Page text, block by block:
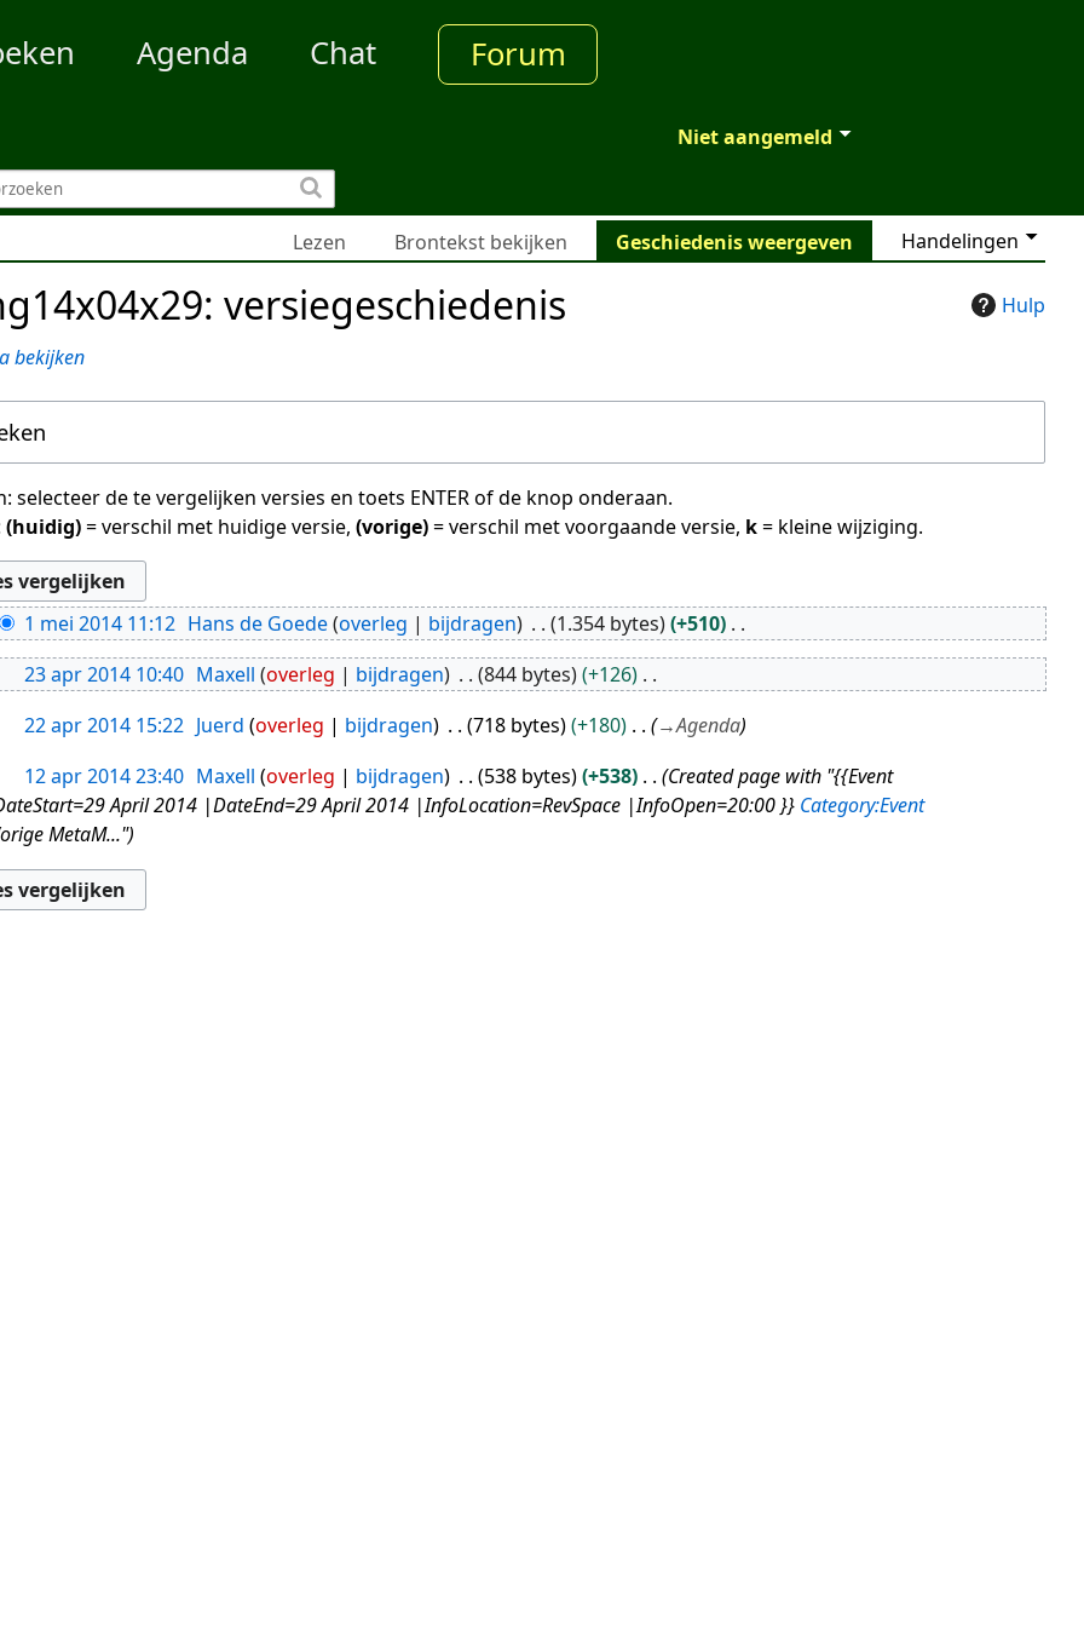
Agenda Chat Forum
Niet aangemeld
Handelingen
Lezen Brontekst bekijken Geschiedenis weergeven
Hulp
versiegeschiedenis
bekijken
selecteer de te vergelijken versies en toets ENTER of de knop onderaan.
(huidig)= verschil met huidige versie, (vorige)= verschil met voorgaande versie, k= kleine wijziging.
1 mei 2014 11:12 Hans de Goede overleg bijdragen 1.354 bytes
+510
23 apr 2014 10:40 Maxell overleg bijdragen 844 bytes
+126
22 apr 2014 15:22 Juerd overleg bijdragen 718 bytes +180 →Agenda
12 apr 2014 23:40 Maxell overleg bijdragen 538 bytes +538
Created page with "{{Event
April 2014 |DateEnd=29 April 2014 |InfoLocation=RevSpace |InfoOpen=20:00 }} Category:Event
MetaM..."